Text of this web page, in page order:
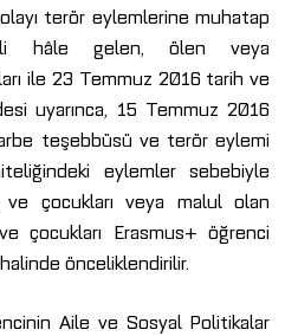
terör eylemlerine muhatap
hâle gelen, ölen veya
ile 23 Temmuz 2016 tarih ve
uyarınca, 15 Temmuz 2016
teşebbüsü ve terör eylemi
eylemler sebebiyle
ve çocukları veya malul olan
çocukları Erasmus+ öğrenci
önceliklendirilir.
Aile ve Sosyal Politikalar